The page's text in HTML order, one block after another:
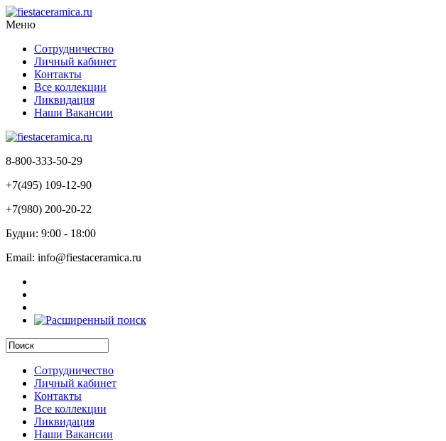
Меню
Сотрудничество
Личный кабинет
Контакты
Все коллекции
Ликвидация
Наши Вакансии
8-800-333-50-29
+7(495) 109-12-90
+7(980) 200-20-22
Будни: 9:00 - 18:00
Email: info@fiestaceramica.ru
Сотрудничество
Личный кабинет
Контакты
Все коллекции
Ликвидация
Наши Вакансии